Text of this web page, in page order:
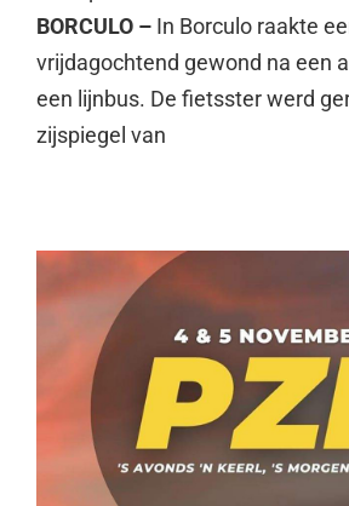
BORCULO – In Borculo raakte
vrijdagochtend gewond na een
een lijnbus. De fietsster werd
zijspiegel van